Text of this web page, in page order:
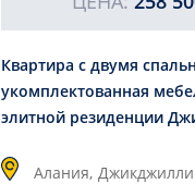
Квартира с двумя
укомплектованная
элитной резиденции
Алания, Джикджилли